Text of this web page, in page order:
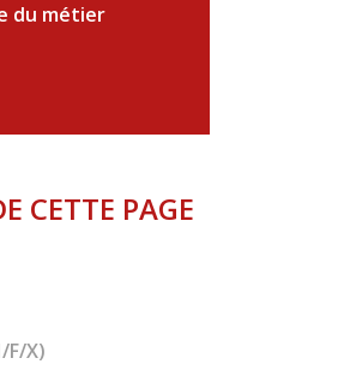
du métier
CETTE PAGE
X)